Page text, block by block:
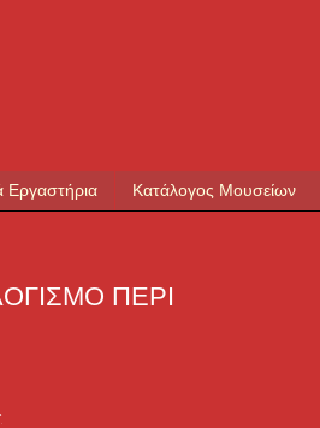
Εργαστήρια Κατάλογος Μουσείων
ΠΕΡΙ